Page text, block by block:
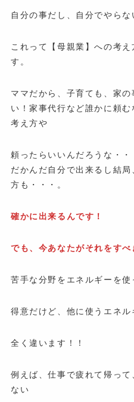
自分の事だし、自分でやらな
これって【母親業】への考
す。
ママだから、子育ても、家
い！家事代行など誰かに頼
考え方や
頼ったらいいんだろうな・
だかんだ自分で出来るし結
方も・・・。
確かに出来るんです！
でも、今あなたがそれをすべ
苦手な分野をエネルギーを使
得意だけど、他に使うエネル
全く違います！！
例えば、仕事で疲れて帰っ
ない